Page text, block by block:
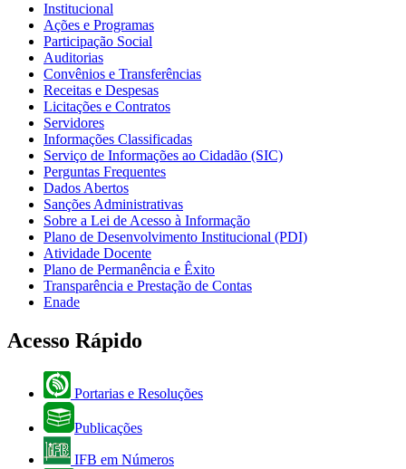
Institucional
Ações e Programas
Participação Social
Auditorias
Convênios e Transferências
Receitas e Despesas
Licitações e Contratos
Servidores
Informações Classificadas
Serviço de Informações ao Cidadão (SIC)
Perguntas Frequentes
Dados Abertos
Sanções Administrativas
Sobre a Lei de Acesso à Informação
Plano de Desenvolvimento Institucional (PDI)
Atividade Docente
Plano de Permanência e Êxito
Transparência e Prestação de Contas
Enade
Acesso Rápido
Portarias e Resoluções
Publicações
IFB em Números